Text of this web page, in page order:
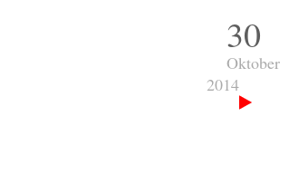
30
Oktober
2014